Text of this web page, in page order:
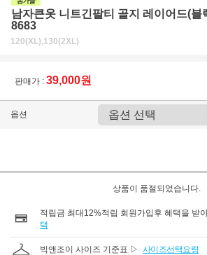
남자큰옷 니트긴팔티 골지 레이어드(블
8683
120(XL),130(2XL)
판매가 : 39,000원
옵션
상품이 품절되었습니다.
적립금 최대12%적립 회원가입후 혜택을 받
택
빅앤조이 사이즈 기준표 ▷ 사이즈선택요령